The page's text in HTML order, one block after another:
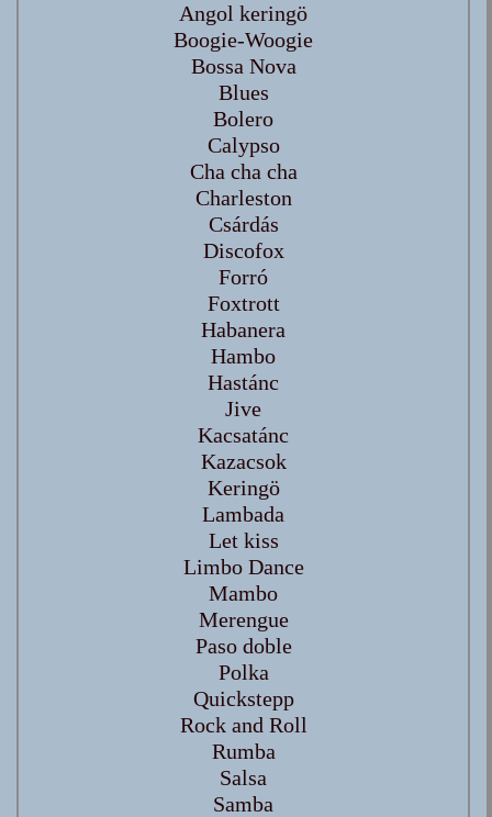
Angol keringö
Boogie-Woogie
Bossa Nova
Blues
Bolero
Calypso
Cha cha cha
Charleston
Csárdás
Discofox
Forró
Foxtrott
Habanera
Hambo
Hastánc
Jive
Kacsatánc
Kazacsok
Keringö
Lambada
Let kiss
Limbo Dance
Mambo
Merengue
Paso doble
Polka
Quickstepp
Rock and Roll
Rumba
Salsa
Samba